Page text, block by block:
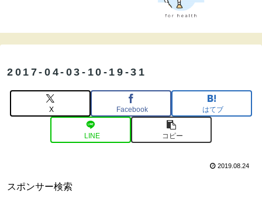
2017-04-03-10-19-31
X Facebook はてブ
LINE コピー
2019.08.24
スポンサー検索